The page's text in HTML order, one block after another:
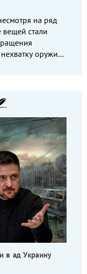
на ряд
вещей стали
оружия,
в ад Украину